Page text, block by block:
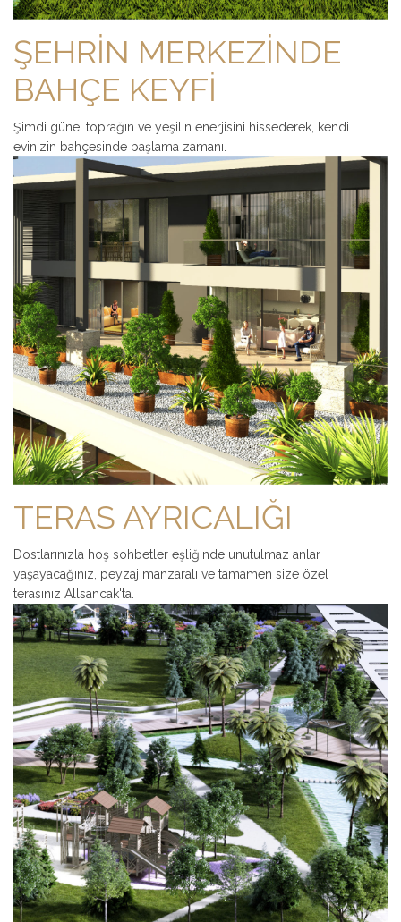
ŞEHRİN MERKEZİNDE
BAHÇE KEYFİ
Şimdi güne, toprağın ve yeşilin enerjisini hissederek, kendi
evinizin bahçesinde başlama zamanı.
TERAS AYRICALIĞI
Dostlarınızla hoş sohbetler eşliğinde unutulmaz anlar
yaşayacağınız, peyzaj manzaralı ve tamamen size özel
terasınız Allsancak'ta.